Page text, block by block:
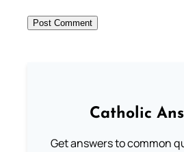
Catholic
Get answers to common